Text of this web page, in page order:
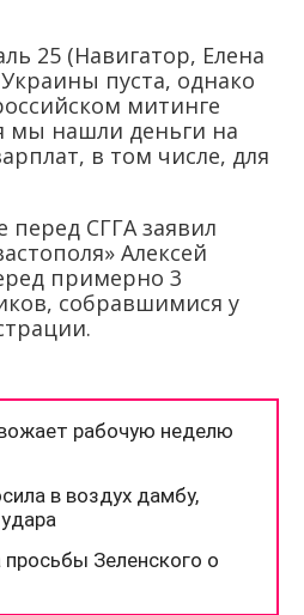
25 (Навигатор, Елена
пуста, однако
митинге
мы нашли деньги на
в том числе, для
СГГА заявил
Алексей
примерно 3
собравшимися у